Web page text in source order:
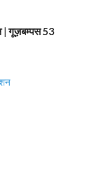
| गूज़बम्पस 53